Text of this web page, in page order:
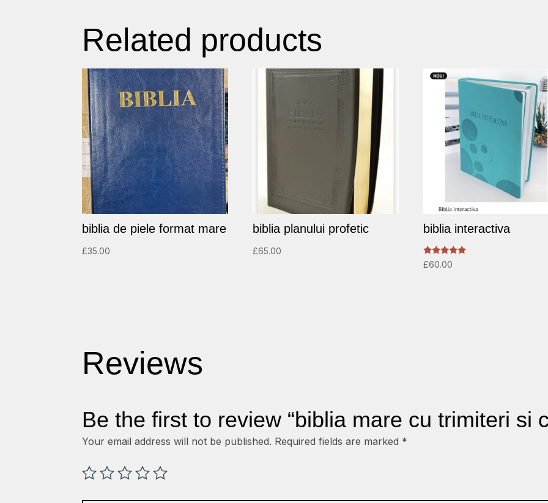
Related products
biblia de piele format mare
£35.00
biblia planului profetic
£65.00
biblia interactiva
Rated
5.00
£60.00
Reviews
Be the first to review “biblia mare cu trimiteri si
Your email address will not be published. Required fields are marked *